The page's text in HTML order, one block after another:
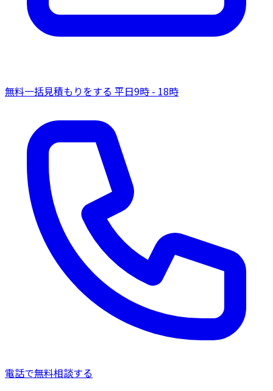
無料一括見積もりをする 平日9時 - 18時
電話で無料相談する